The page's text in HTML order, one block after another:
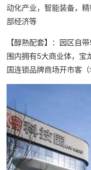
动化产业，智能装备，
部经济等
【醇熟配套】 ：园区自
围内拥有5大商业体，宝
国连锁品牌商场开市客